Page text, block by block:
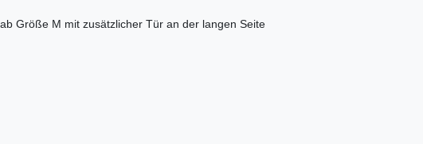
Größe M mit zusätzlicher Tür an der langen Seite